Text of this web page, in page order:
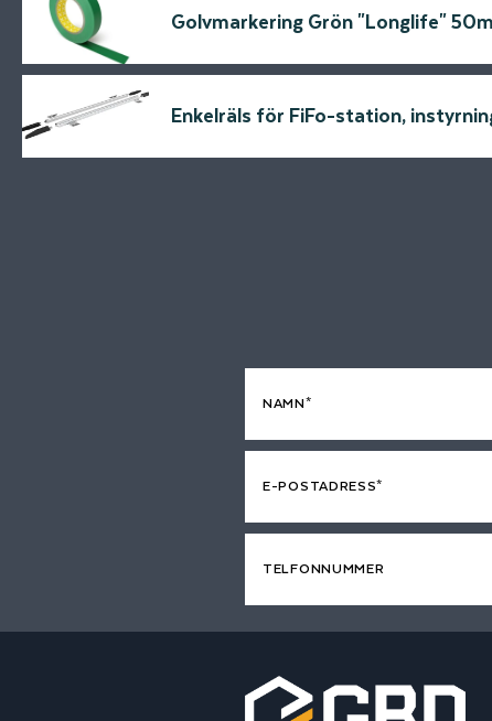
Golvmarkering Grön "Longlife"
Enkelräls för FiFo-station,
NAMN*
E-POSTADRESS*
TELFONNUMMER